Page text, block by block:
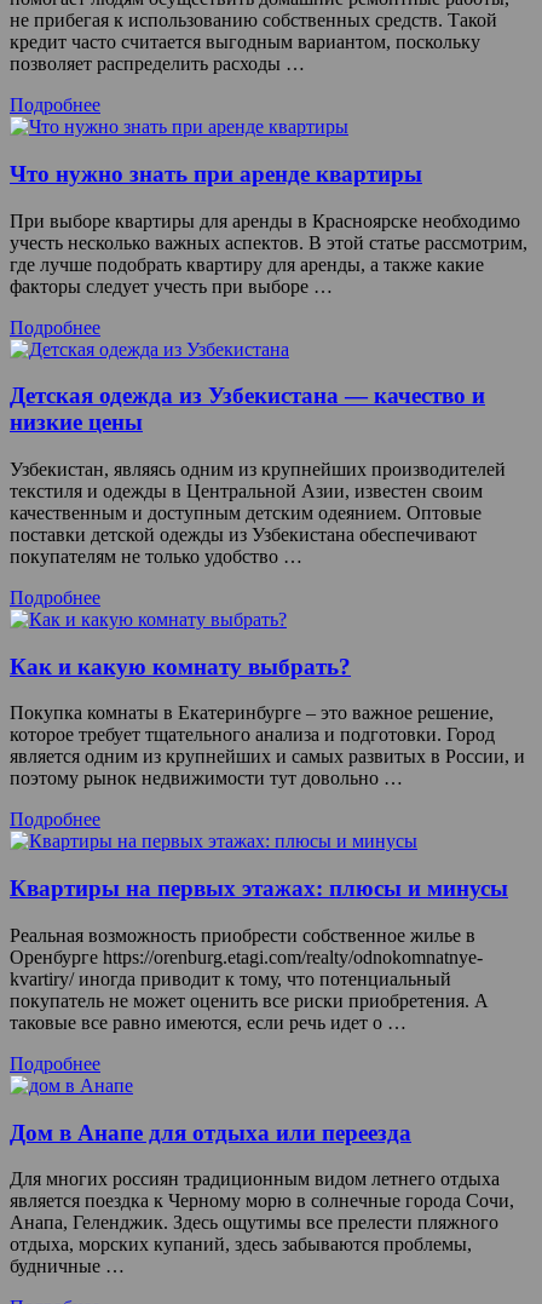
не прибегая к использованию собственных средств. Такой
кредит часто считается выгодным вариантом, поскольку
позволяет распределить расходы …
Подробнее
Что нужно знать при аренде квартиры
При выборе квартиры для аренды в Красноярске необходимо
учесть несколько важных аспектов. В этой статье рассмотрим,
где лучше подобрать квартиру для аренды, а также какие
факторы следует учесть при выборе …
Подробнее
Детская одежда из Узбекистана — качество и
низкие цены
Узбекистан, являясь одним из крупнейших производителей
текстиля и одежды в Центральной Азии, известен своим
качественным и доступным детским одеянием. Оптовые
поставки детской одежды из Узбекистана обеспечивают
покупателям не только удобство …
Подробнее
Как и какую комнату выбрать?
Покупка комнаты в Екатеринбурге – это важное решение,
которое требует тщательного анализа и подготовки. Город
является одним из крупнейших и самых развитых в России, и
поэтому рынок недвижимости тут довольно …
Подробнее
Квартиры на первых этажах: плюсы и минусы
Реальная возможность приобрести собственное жилье в
Оренбурге https://orenburg.etagi.com/realty/odnokomnatnye-
kvartiry/ иногда приводит к тому, что потенциальный
покупатель не может оценить все риски приобретения. А
таковые все равно имеются, если речь идет о …
Подробнее
Дом в Анапе для отдыха или переезда
Для многих россиян традиционным видом летнего отдыха
является поездка к Черному морю в солнечные города Сочи,
Анапа, Геленджик. Здесь ощутимы все прелести пляжного
отдыха, морских купаний, здесь забываются проблемы,
будничные …